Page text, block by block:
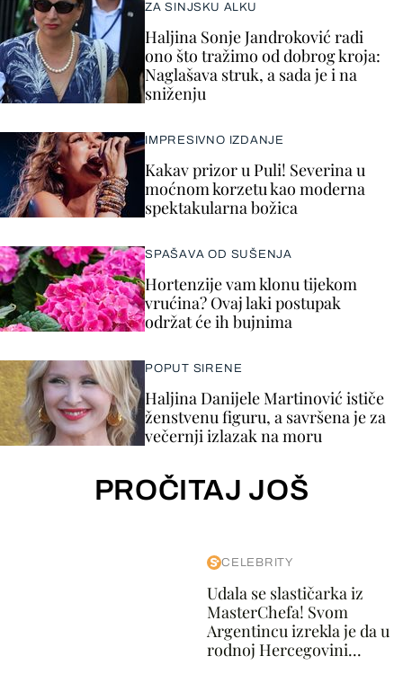
ZA SINJSKU ALKU
Haljina Sonje Jandroković radi
ono što tražimo od dobrog kroja:
Naglašava struk, a sada je i na
sniženju
IMPRESIVNO IZDANJE
Kakav prizor u Puli! Severina u
moćnom korzetu kao moderna
spektakularna božica
SPAŠAVA OD SUŠENJA
Hortenzije vam klonu tijekom
vrućina? Ovaj laki postupak
održat će ih bujnima
POPUT SIRENE
Haljina Danijele Martinović ističe
ženstvenu figuru, a savršena je za
večernji izlazak na moru
PROČITAJ JOŠ
CELEBRITY
Udala se slastičarka iz
MasterChefa! Svom
Argentincu izrekla je da u
rodnoj Hercegovini...